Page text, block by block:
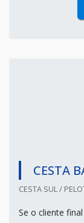
CESTA
CESTA SUL /
Se o cliente